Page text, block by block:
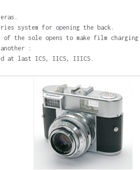
system for opening the back.
of the sole opens to make film
:
last ICS, IICS, IIICS.